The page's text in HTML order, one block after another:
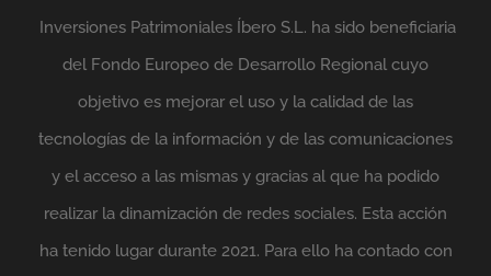
Inversiones Patrimoniales Íbero S.L. ha sido beneficiaria
del Fondo Europeo de Desarrollo Regional cuyo
objetivo es mejorar el uso y la calidad de las
tecnologías de la información y de las comunicaciones
y el acceso a las mismas y gracias al que ha podido
realizar la dinamización de redes sociales. Esta acción
ha tenido lugar durante 2021. Para ello ha contado con